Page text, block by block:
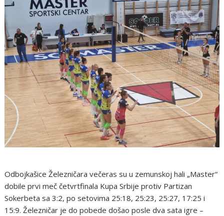
Odbojkašice Železničara večeras su u zemunskoj hali „Master“
dobile prvi meč četvrtfinala Kupa Srbije protiv Partizan
Sokerbeta sa 3:2, po setovima 25:18, 25:23, 25:27, 17:25 i
15:9. Železničar je do pobede došao posle dva sata igre –